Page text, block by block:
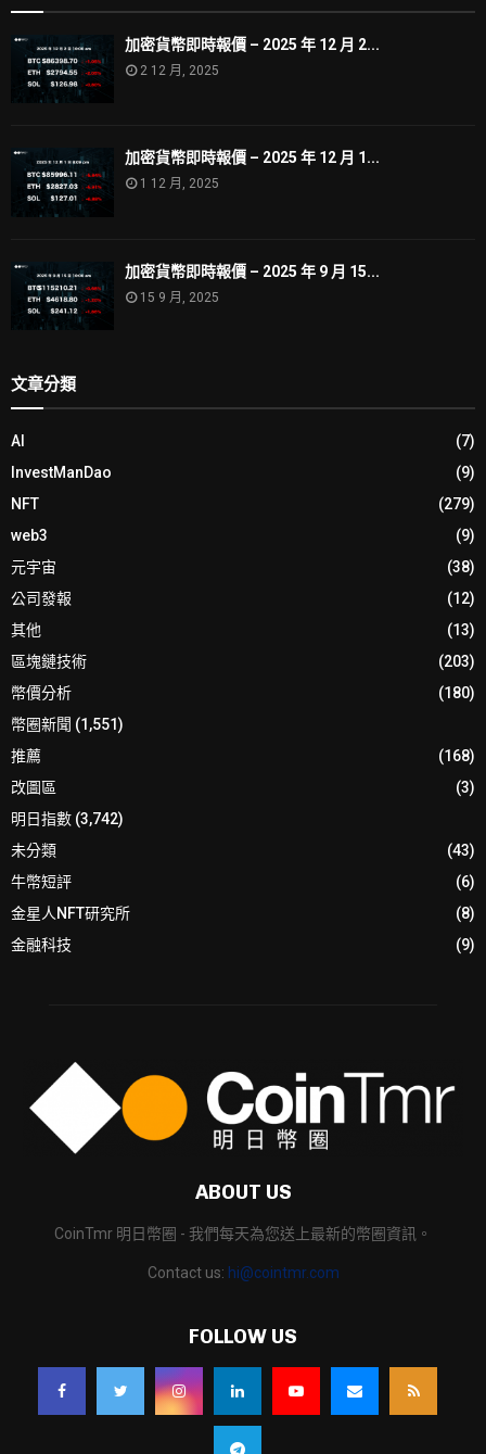
加密貨幣即時報價 – 2025 年 12 月 2...
2 12 月, 2025
加密貨幣即時報價 – 2025 年 12 月 1...
1 12 月, 2025
加密貨幣即時報價 – 2025 年 9 月 15...
15 9 月, 2025
文章分類
AI
(7)
InvestManDao
(9)
NFT
(279)
web3
(9)
元宇宙
(38)
公司發報
(12)
其他
(13)
區塊鏈技術
(203)
幣價分析
(180)
幣圈新聞 (1,551)
推薦
(168)
改圖區
(3)
明日指數 (3,742)
未分類
(43)
牛幣短評
(6)
金星人NFT研究所
(8)
金融科技
(9)
ABOUT US
CoinTmr 明日幣圈 - 我們每天為您送上最新的幣圈資訊。
Contact us: hi@cointmr.com
FOLLOW US